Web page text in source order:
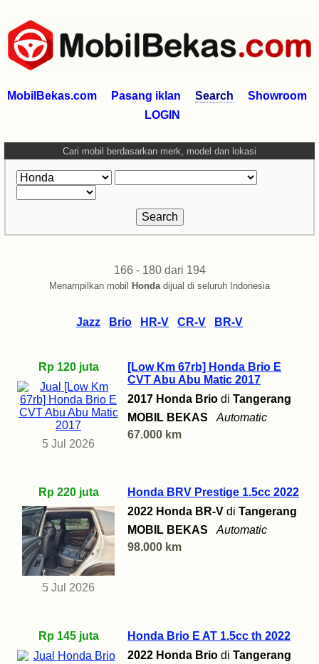
MobilBekas.com Pasang iklan Search
Showroom
LOGIN
Cari mobil berdasarkan merk, model dan lokasi
166 - 180 dari 194
Menampilkan mobil Hondadijual di seluruh Indonesia
Jazz Brio HR-V CR-V BR-V
Rp 120 juta
5 Jul 2026
[Low Km 67rb] Honda Brio E
CVT Abu Abu Matic 2017
2017 Honda Brio di Tangerang
MOBIL BEKAS
Automatic
67.000 km
Rp 220 juta
5 Jul 2026
Honda BRV Prestige 1.5cc 2022
2022 Honda BR-V di Tangerang
MOBIL BEKAS
Automatic
98.000 km
Rp 145 juta
Honda Brio E AT 1.5cc th 2022
2022 Honda Brio di Tangerang